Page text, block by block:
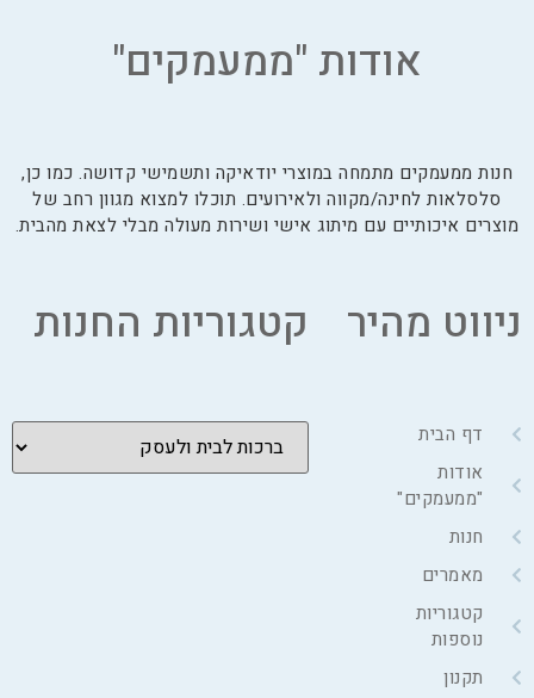
אודות "ממעמקים"
חנות ממעמקים מתמחה במוצרי יודאיקה ותשמישי קדושה. כמו כן,
סלסלאות לחינה/מקווה ולאירועים. תוכלו למצוא מגוון רחב של
מוצרים איכותיים עם מיתוג אישי ושירות מעולה מבלי לצאת מהבית.
ניווט מהיר
דף הבית
אודות
"ממעמקים"
חנות
מאמרים
קטגוריות
נוספות
תקנון
קטגוריות החנות